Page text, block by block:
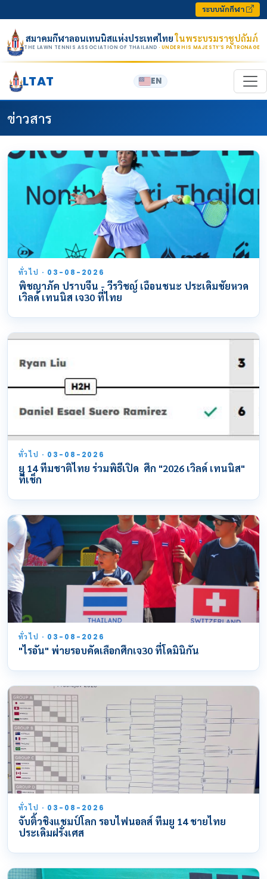
ระบบนักกีฬา
สมาคมกีฬาลอนเทนนิสแห่งประเทศไทยในพระบรมราชูปถัมภ์
THE LAWN TENNIS ASSOCIATION OF THAILAND · UNDER HIS MAJESTY’S PATRONAGE
LTAT EN
ข่าวสาร
ทั่วไป · 03-08-2026
พิชญาภัค ปราบจีน - วีรวิชญ์ เฉือนชนะ ประเดิมชัยหวด
เวิลด์ เทนนิส เจ30 ที่ไทย
ทั่วไป · 03-08-2026
ยู 14 ทีมชาติไทย ร่วมพิธีเปิด ศึก "2026 เวิลด์ เทนนิส"
ที่เช็ก
ทั่วไป · 03-08-2026
"ไรอัน" พ่ายรอบคัดเลือกศึกเจ30 ที่โดมินิกัน
ทั่วไป · 03-08-2026
จับติ้วชิงแชมป์โลก รอบไฟนอลส์ ทีมยู 14 ชายไทย
ประเดิมฝรั่งเศส